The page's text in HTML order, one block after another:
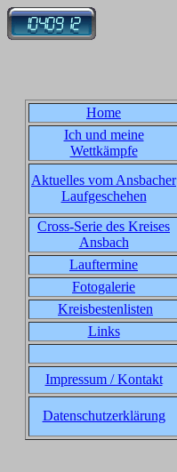
Home
Ich und meine
Wettkämpfe
Aktuelles vom Ansbacher
Laufgeschehen
Cross-Serie des Kreises
Ansbach
Lauftermine
Fotogalerie
Kreisbestenlisten
Links
Impressum / Kontakt
Datenschutzerklärung